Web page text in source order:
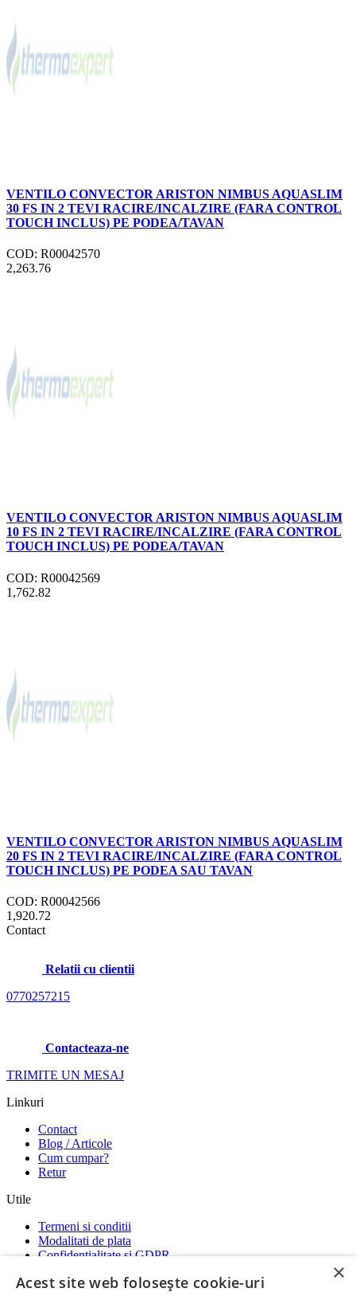
VENTILO CONVECTOR ARISTON NIMBUS AQUASLIM
30 FS IN 2 TEVI RACIRE/INCALZIRE (FARA CONTROL
TOUCH INCLUS) PE PODEA/TAVAN
COD: R00042570
2,263.76
VENTILO CONVECTOR ARISTON NIMBUS AQUASLIM
10 FS IN 2 TEVI RACIRE/INCALZIRE (FARA CONTROL
TOUCH INCLUS) PE PODEA/TAVAN
COD: R00042569
1,762.82
VENTILO CONVECTOR ARISTON NIMBUS AQUASLIM
20 FS IN 2 TEVI RACIRE/INCALZIRE (FARA CONTROL
TOUCH INCLUS) PE PODEA SAU TAVAN
COD: R00042566
1,920.72
Contact
Relatii cu clientii
0770257215
Contacteaza-ne
TRIMITE UN MESAJ
Linkuri
Contact
Blog / Articole
Cum cumpar?
Retur
Utile
Termeni si conditii
Modalitati de plata
Confidentialitate si GDPR
ANPC-SOL-SAL ×
Acest site web folosește cookie-uri